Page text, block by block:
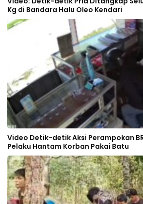
Kg di Bandara Halu Oleo Kendari
Video Detik-detik Aksi Perampokan
Pelaku Hantam Korban Pakai Batu